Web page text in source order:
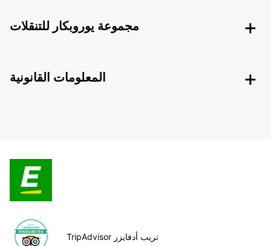
مجموعة يوروبكار للتنقلات
المعلومات القانونية
TripAdvisor تريب أدفايزر